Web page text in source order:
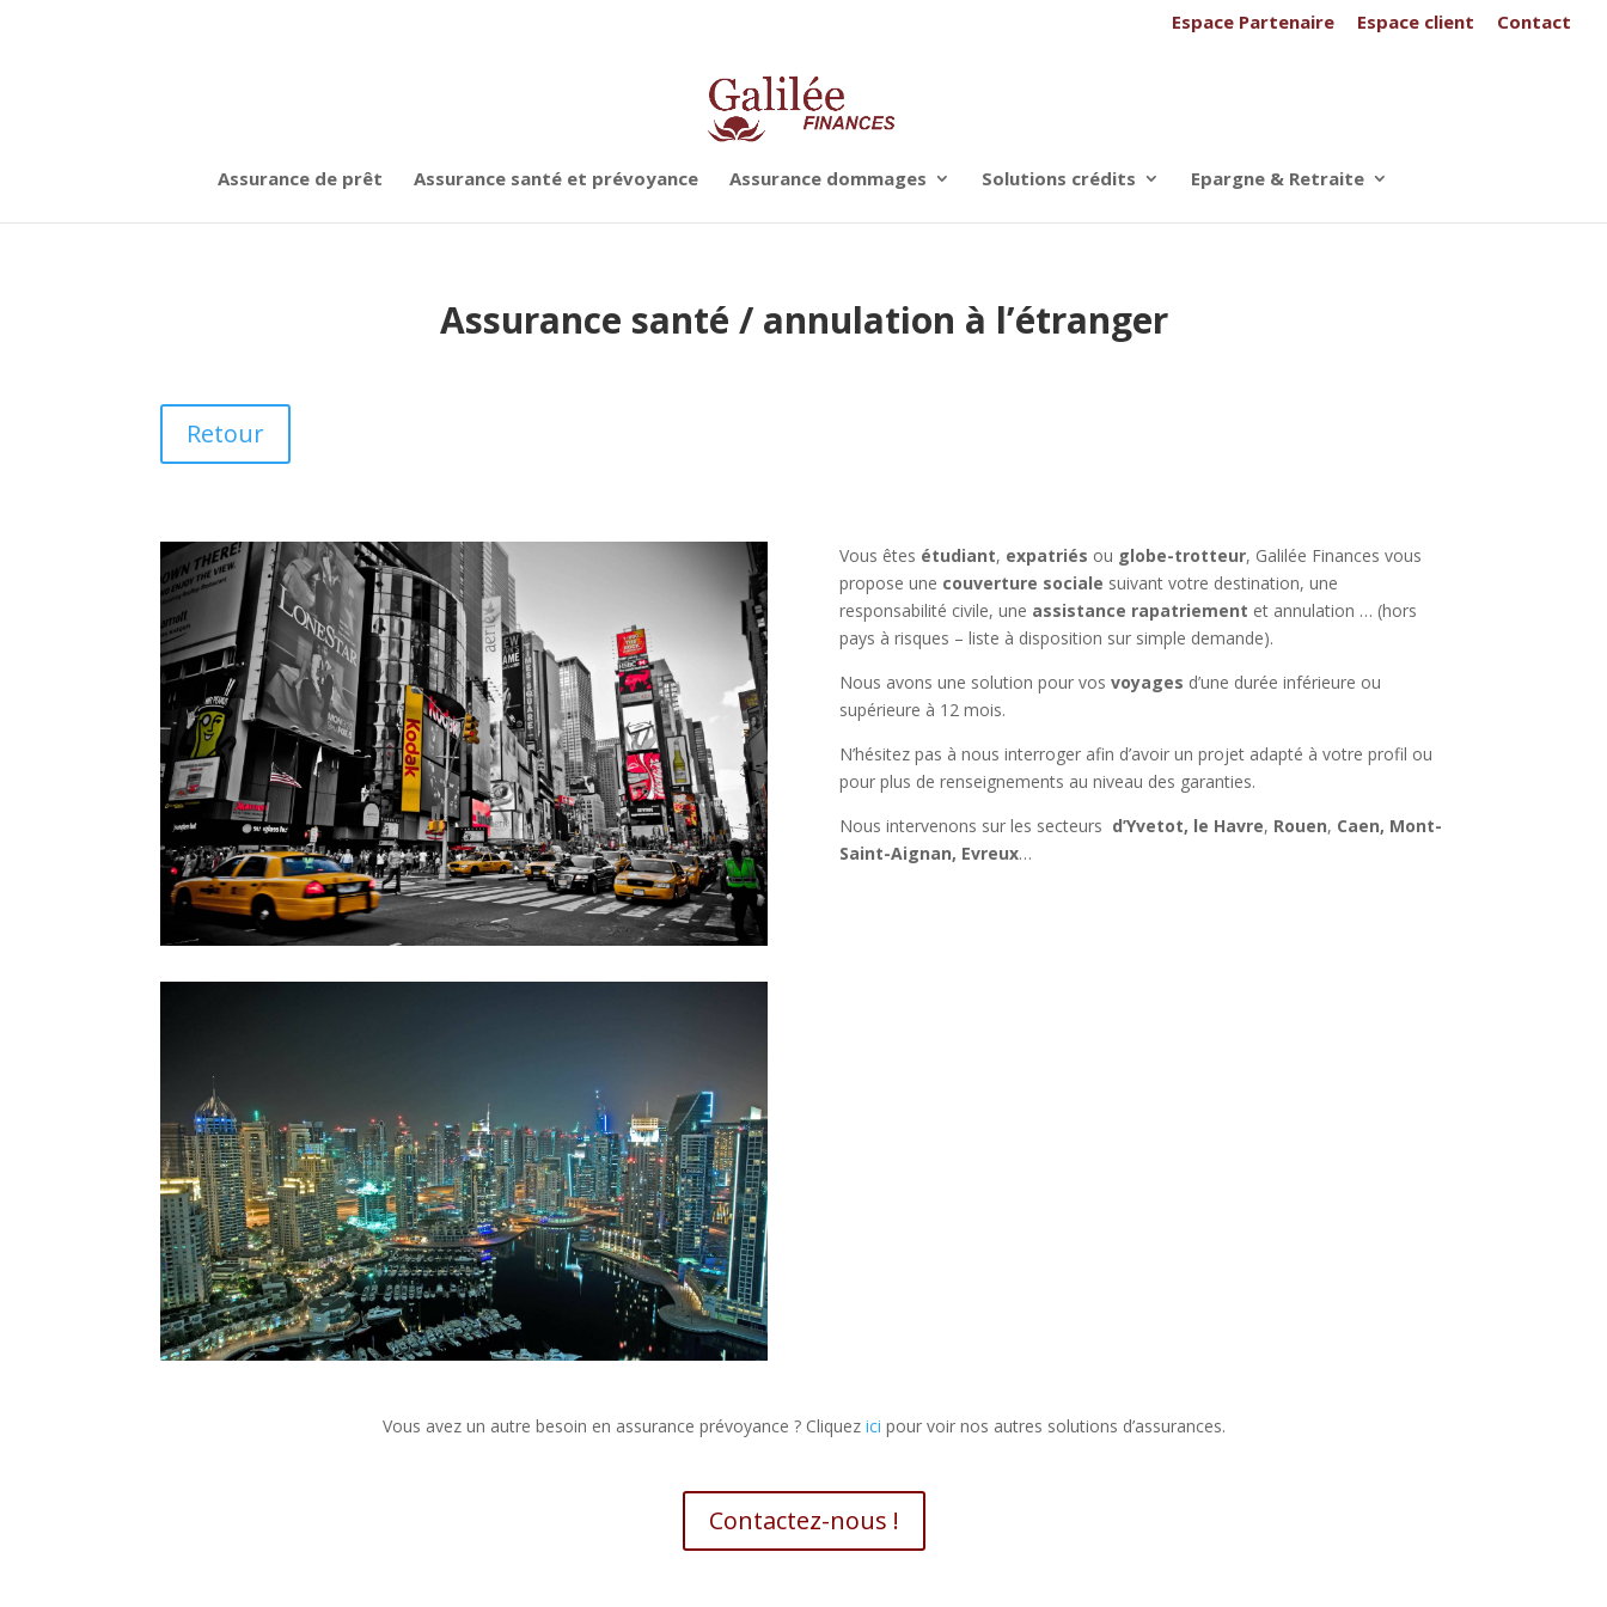
Espace Partenaire Espace client Contact
Assurance de prêt Assurance santé et prévoyance Assurance dommages Solutions crédits Epargne & Retraite
Assurance santé / annulation à l’étranger
Retour
Vous êtes étudiant, expatriés ou globe-trotteur, Galilée Finances vous
propose une couverture sociale suivant votre destination, une
responsabilité civile, une assistance rapatriement et annulation … (hors
pays à risques – liste à disposition sur simple demande).
Nous avons une solution pour vos voyages d’une durée inférieure ou
supérieure à 12 mois.
N’hésitez pas à nous interroger afin d’avoir un projet adapté à votre profil ou
pour plus de renseignements au niveau des garanties.
Nous intervenons sur les secteurs d’Yvetot, le Havre, Rouen, Caen, Mont-
Saint-Aignan, Evreux…
Vous avez un autre besoin en assurance prévoyance ? Cliquez ici pour voir nos autres solutions d’assurances.
Contactez-nous !